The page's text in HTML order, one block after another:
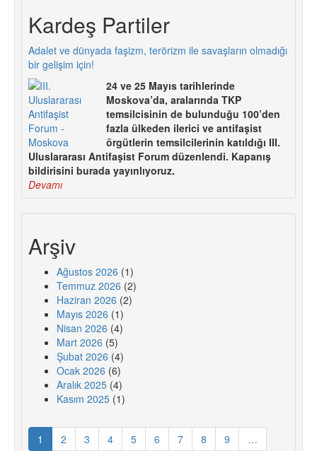
Kardeş Partiler
Adalet ve dünyada faşizm, terörizm ile savaşların olmadığı
bir gelişim için!
24 ve 25 Mayıs tarihlerinde
Moskova’da, aralarında TKP
temsilcisinin de bulunduğu 100’den
fazla ülkeden ilerici ve antifaşist
örgütlerin temsilcilerinin katıldığı III.
Uluslararası Antifaşist Forum düzenlendi. Kapanış
bildirisini burada yayınlıyoruz.
Devamı
Arşiv
Ağustos 2026 (1)
Temmuz 2026 (2)
Haziran 2026 (2)
Mayıs 2026 (1)
Nisan 2026 (4)
Mart 2026 (5)
Şubat 2026 (4)
Ocak 2026 (6)
Aralık 2025 (4)
Kasım 2025 (1)
1 2 3 4 5 6 7 8 9 …